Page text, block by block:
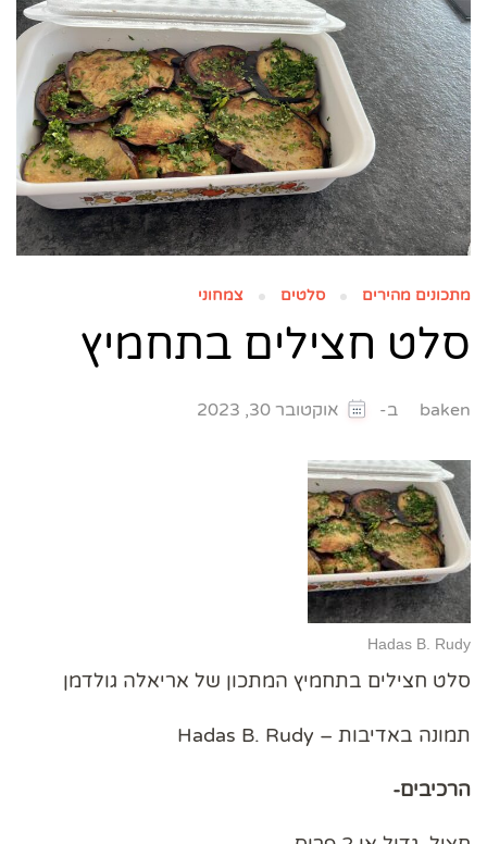
מתכונים מהירים סלטים צמחוני
סלט חצילים בתחמיץ
baken ב- אוקטובר 30, 2023
Hadas B. Rudy
סלט חצילים בתחמיץ המתכון של אריאלה גולדמן
תמונה באדיבות – Hadas B. Rudy
הרכיבים-